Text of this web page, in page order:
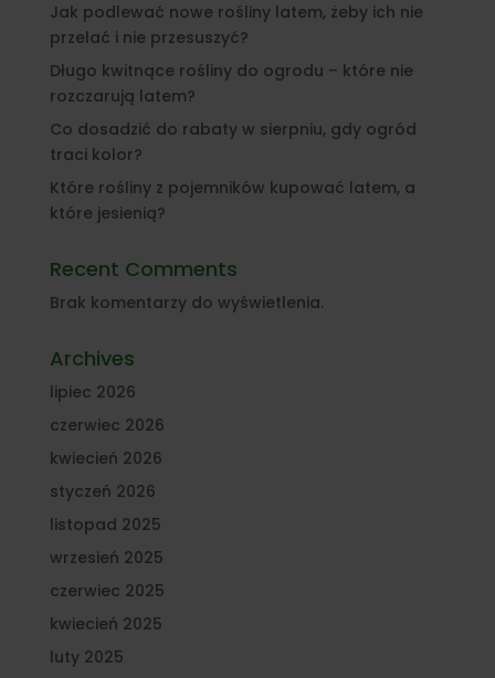
Jak podlewać nowe rośliny latem, żeby ich nie
przelać i nie przesuszyć?
Długo kwitnące rośliny do ogrodu – które nie
rozczarują latem?
Co dosadzić do rabaty w sierpniu, gdy ogród
traci kolor?
Które rośliny z pojemników kupować latem, a
które jesienią?
Recent Comments
Brak komentarzy do wyświetlenia.
Archives
lipiec 2026
czerwiec 2026
kwiecień 2026
styczeń 2026
listopad 2025
wrzesień 2025
czerwiec 2025
kwiecień 2025
luty 2025